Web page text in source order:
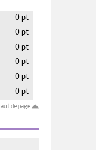
0 pt
0 pt
0 pt
0 pt
0 pt
0 pt
de page